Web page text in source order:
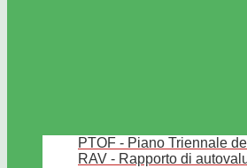
PTOF - Piano Triennale
RAV - Rapporto di